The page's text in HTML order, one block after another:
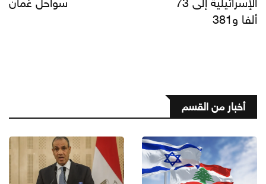
الإسرائيلية إلى 73
ألفا و381
سواحل عُمان
أخبار من القسم